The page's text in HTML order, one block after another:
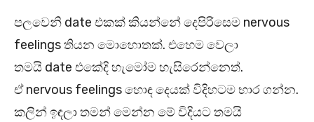
පලවෙනි date එකක් කියන්නේ දෙපිරිසෙම nervous
feelings තියන මොහොතක්. එහෙම වෙලා
තමයි date එකේදි හැමෝම හැසිරෙන්නෙත්.
ඒ nervous feelings හොඳ දෙයක් විදිහටම භාර ගන්න.
කලින් ඉඳලා තමන් මෙන්න මේ විදියට තමයි